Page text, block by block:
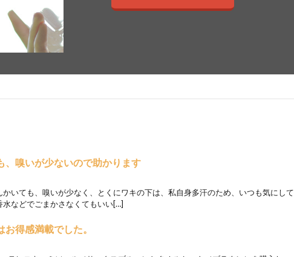
、嗅いが少ないので助かります
かいても、嗅いが少なく、とくにワキの下は、私自身多汗のため、いつも気にして
などでごまかさなくてもいい[…]
得感満載でした。